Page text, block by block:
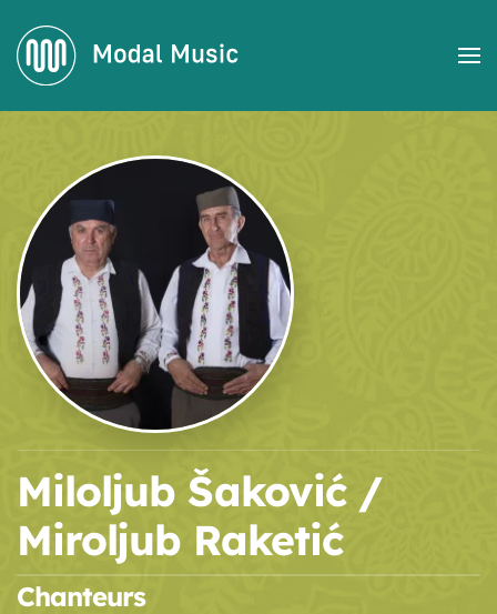
Accéder au contenu principal
Miloljub Šaković /
Miroljub Raketić
Chanteurs